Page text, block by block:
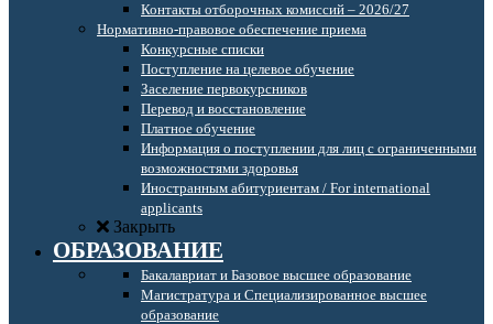
Контакты отборочных комиссий – 2026/27
Нормативно-правовое обеспечение приема
Конкурсные списки
Поступление на целевое обучение
Заселение первокурсников
Перевод и восстановление
Платное обучение
Информация о поступлении для лиц с ограниченными
возможностями здоровья
Иностранным абитуриентам / For international
applicants
Закрыть
ОБРАЗОВАНИЕ
Бакалавриат и Базовое высшее образование
Магистратура и Специализированное высшее
образование